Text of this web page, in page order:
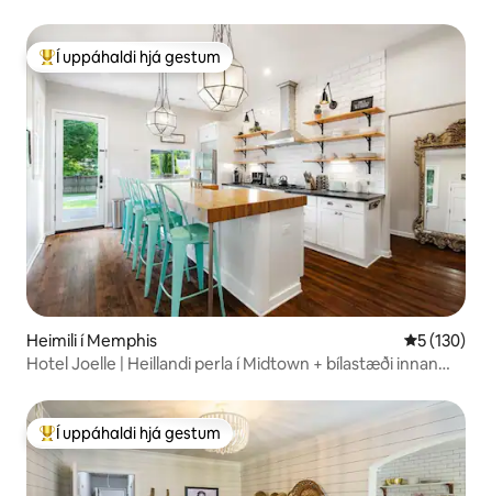
Í mestu uppáhaldi hjá gestum
Í uppáhaldi hjá gestum
Heimili í Memphis 5 af 5 í
5 (130)
Hotel Joelle | Heillandi perla í Midtown + bílastæði innan
Í mestu uppáhaldi hjá gestum
Í uppáhaldi hjá gestum